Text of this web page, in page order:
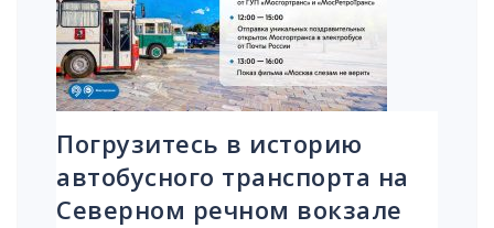
Погрузитесь в историю
автобусного транспорта на
Северном речном вокзале